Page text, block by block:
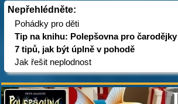
Nepřehlédněte:
Pohádky pro děti
Tip na knihu: Polepšovna pro čarodějky
7 tipů, jak být úplně v pohodě
Jak řešit neplodnost